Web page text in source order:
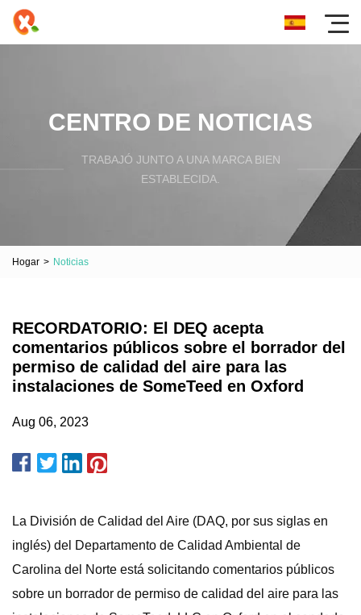
CENTRO DE NOTICIAS
TRABAJÓ JUNTO A UNA MARCA BIEN
ESTABLECIDA.
Hogar > Noticias
RECORDATORIO: El DEQ acepta
comentarios públicos sobre el borrador del
permiso de calidad del aire para las
instalaciones de SomeTeed en Oxford
Aug 06, 2023
La División de Calidad del Aire (DAQ, por sus siglas en
inglés) del Departamento de Calidad Ambiental de
Carolina del Norte está solicitando comentarios públicos
sobre un borrador de permiso de calidad del aire para las